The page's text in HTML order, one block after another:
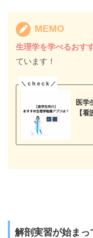
MEMO
生理学を学べるおす
ています！
医学
【看
解剖実習が始ま